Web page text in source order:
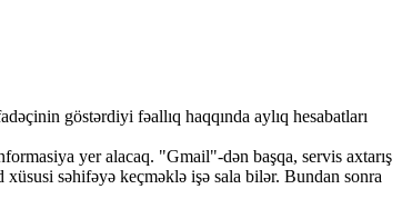
göstərdiyi fəallıq haqqında aylıq hesabatları
yer alacaq. "Gmail"-dən başqa, servis axtarış
səhifəyə keçməklə işə sala bilər. Bundan sonra